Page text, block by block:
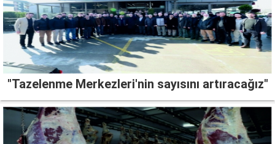
"Tazelenme Merkezleri'nin sayısını artıracağız"